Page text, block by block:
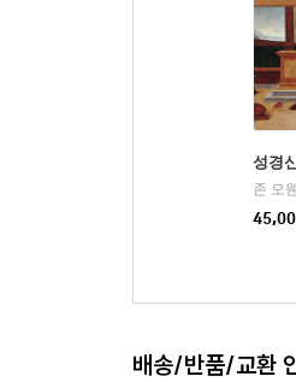
II. 디모데전서 6장
{교리 부분}
III. 신학은 특정한 질
성경
존 오
배송/반품/교환